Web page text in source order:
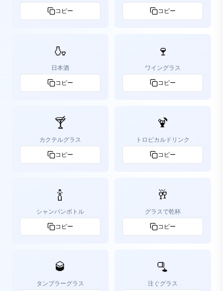
コピー コピー
🍶
日本酒
コピー
🍷
ワイングラス
コピー
🍸
カクテルグラス
コピー
🍹
トロピカルドリンク
コピー
🍾
シャンパンボトル
コピー
🥂
グラスで乾杯
コピー
🥃
タンブラーグラス
🫗
注ぐグラス